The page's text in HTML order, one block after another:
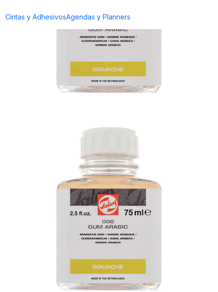
Cintas y AdhesivosAgendas y Planners